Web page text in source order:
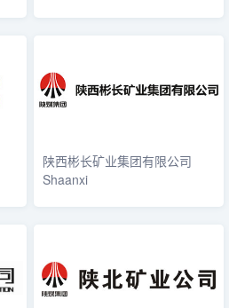
陕西彬长矿业集团有限公司
Shaanxi